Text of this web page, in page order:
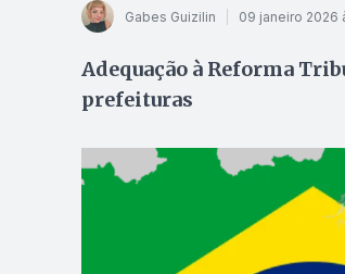
Gabes Guizilin 09 janeiro 2026
Adequação à Reforma
prefeituras